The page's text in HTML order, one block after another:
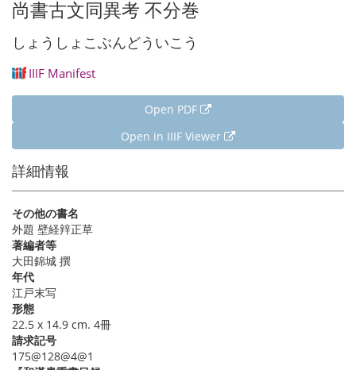
尚書古文同異考 不分巻
しょうしょこぶんどういこう
IIIF Manifest
Open PDF
Open in IIIF Viewer
詳細情報
その他の書名
外題 壁経辡正草
著編者等
大田錦城 撰
年代
江戸末写
形態
22.5 x 14.9 cm. 4冊
請求記号
175@128@4@1